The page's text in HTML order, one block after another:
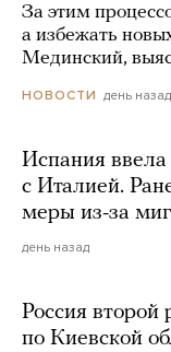
За этим
а избежать
Мединский,
НОВОСТИ день назад
Испания
с Италией.
меры из-за
день назад
Россия второй
по Киевской